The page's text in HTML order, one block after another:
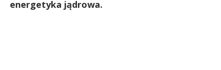
energetyka jądrowa.